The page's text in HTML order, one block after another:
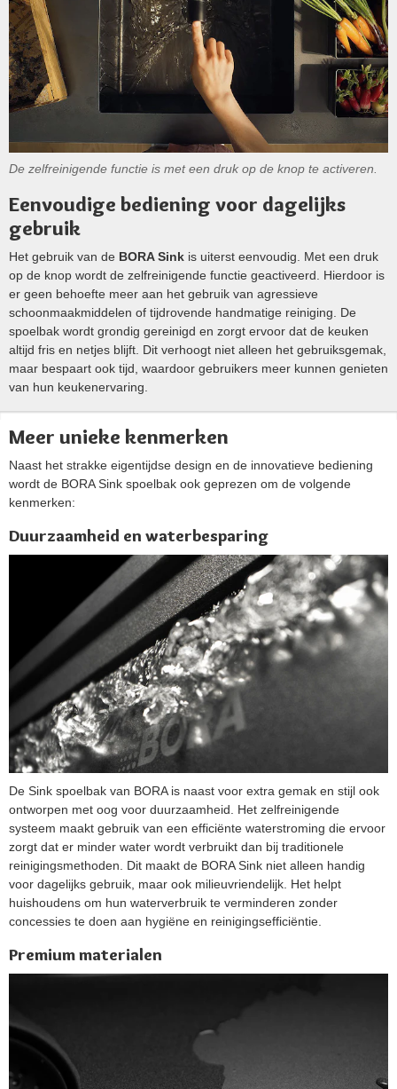
De zelfreinigende functie is met een druk op de knop te activeren.
Eenvoudige bediening voor dagelijks
gebruik
Het gebruik van de BORA Sink is uiterst eenvoudig. Met een druk
op de knop wordt de zelfreinigende functie geactiveerd. Hierdoor is
er geen behoefte meer aan het gebruik van agressieve
schoonmaakmiddelen of tijdrovende handmatige reiniging. De
spoelbak wordt grondig gereinigd en zorgt ervoor dat de keuken
altijd fris en netjes blijft. Dit verhoogt niet alleen het gebruiksgemak,
maar bespaart ook tijd, waardoor gebruikers meer kunnen genieten
van hun keukenervaring.
Meer unieke kenmerken
Naast het strakke eigentijdse design en de innovatieve bediening
wordt de BORA Sink spoelbak ook geprezen om de volgende
kenmerken:
Duurzaamheid en waterbesparing
De Sink spoelbak van BORA is naast voor extra gemak en stijl ook
ontworpen met oog voor duurzaamheid. Het zelfreinigende
systeem maakt gebruik van een efficiënte waterstroming die ervoor
zorgt dat er minder water wordt verbruikt dan bij traditionele
reinigingsmethoden. Dit maakt de BORA Sink niet alleen handig
voor dagelijks gebruik, maar ook milieuvriendelijk. Het helpt
huishoudens om hun waterverbruik te verminderen zonder
concessies te doen aan hygiëne en reinigingsefficiëntie.
Premium materialen